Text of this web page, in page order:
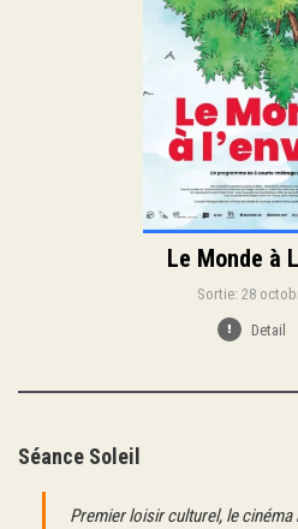
Le Monde à
Sortie: 28
Detail
Séance Soleil
Premier loisir culturel, le